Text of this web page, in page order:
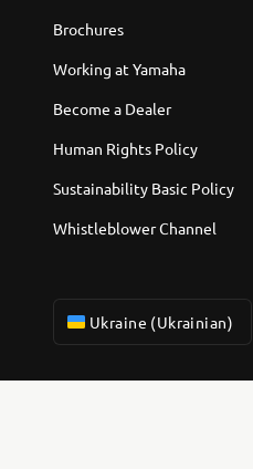
Brochures
Working at Yamaha
Become a Dealer
Human Rights Policy
Sustainability Basic Policy
Whistleblower Channel
Ukraine (Ukrainian)